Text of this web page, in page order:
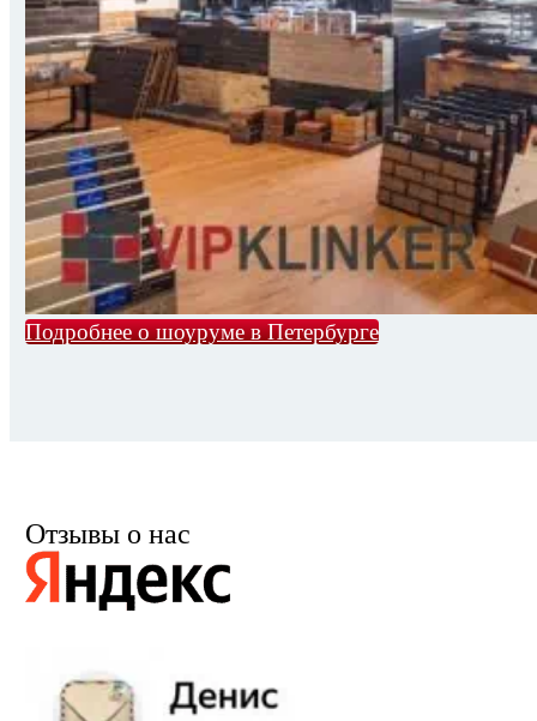
Подробнее о шоуруме в Петербурге
Отзывы о нас